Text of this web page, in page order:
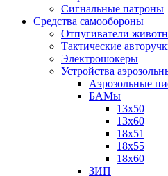
Сигнальные патроны
Средства самообороны
Отпугиватели
Тактические
Электрошокеры
Устройства
Аэрозольные
БАМы
13х50
13х60
18х51
18х55
18х60
ЗИП